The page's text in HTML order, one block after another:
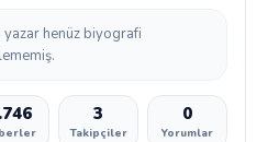
yazar henüz biyografi
3
Takipçiler
0
Yorumlar